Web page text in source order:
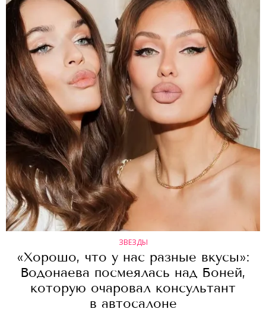
ЗВЕЗДЫ
«Хорошо, что у нас разные вкусы»:
Водонаева посмеялась над Боней,
которую очаровал консультант
в автосалоне